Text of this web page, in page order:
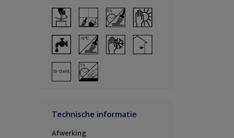
Technische informatie
Afwerking